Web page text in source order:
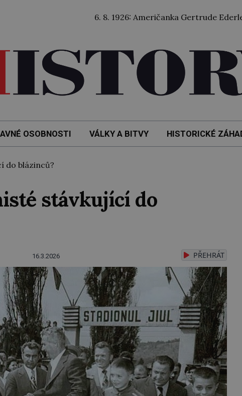
6. 8. 1926: Američanka Gertrude Ederleová
OSOBNOSTI VÁLKY A BITVY HISTORICKÉ
do blázinců?
stávkující do
16.3.2026 PŘEHRÁT